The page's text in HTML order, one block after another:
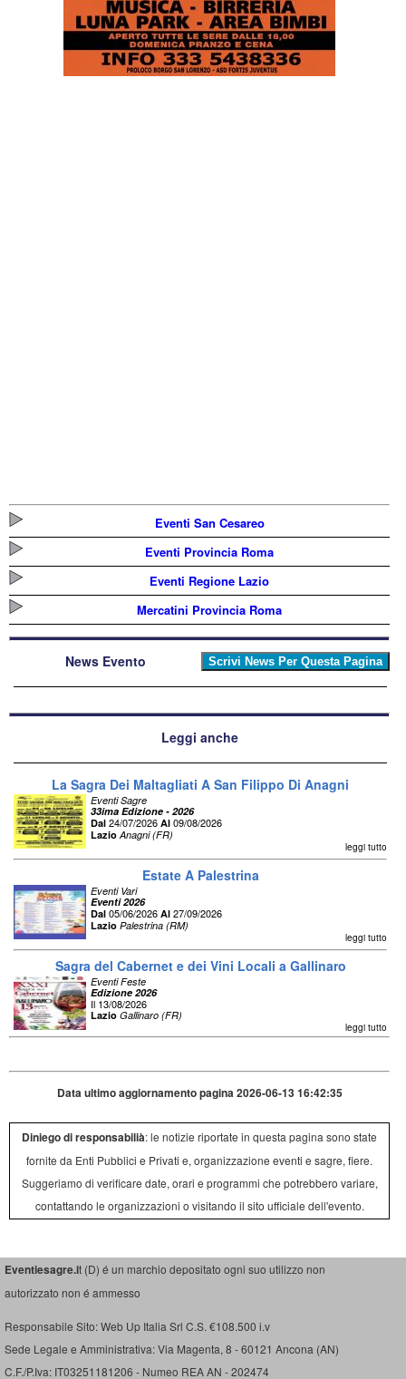
Eventi San Cesareo
Eventi Provincia Roma
Eventi Regione Lazio
Mercatini Provincia Roma
News Evento
Leggi anche
La Sagra Dei Maltagliati A San Filippo Di Anagni
Eventi Sagre
33ima Edizione - 2026
Dal 24/07/2026 Al 09/08/2026
Lazio Anagni (FR)
leggi tutto
Estate A Palestrina
Eventi Vari
Eventi 2026
Dal 05/06/2026 Al 27/09/2026
Lazio Palestrina (RM)
leggi tutto
Sagra del Cabernet e dei Vini Locali a Gallinaro
Eventi Feste
Edizione 2026
Il 13/08/2026
Lazio Gallinaro (FR)
leggi tutto
Data ultimo aggiornamento pagina 2026-06-13 16:42:35
Diniego di responsabilià: le notizie riportate in questa pagina sono state
fornite da Enti Pubblici e Privati e, organizzazione eventi e sagre, fiere.
Suggeriamo di verificare date, orari e programmi che potrebbero variare,
contattando le organizzazioni o visitando il sito ufficiale dell'evento.
Eventiesagre.it (D) é un marchio depositato ogni suo utilizzo non
autorizzato non é ammesso
Responsabile Sito: Web Up Italia Srl C.S. €108.500 i.v
Sede Legale e Amministrativa: Via Magenta, 8 - 60121 Ancona (AN)
C.F./P.Iva: IT03251181206 - Numeo REA AN - 202474